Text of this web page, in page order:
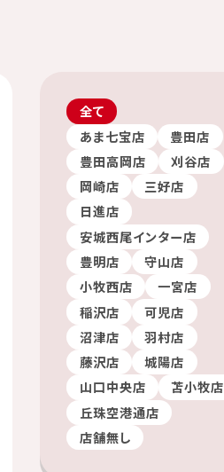
全て
あま七宝店
豊田店
豊田高岡店
刈谷店
岡崎店
三好店
日進店
安城西尾インター店
豊明店
守山店
小牧西店
一宮店
稲沢店
可児店
沼津店
羽村店
藤沢店
城陽店
山口中央店
苫小牧店
丘珠空港通店
店舗無し